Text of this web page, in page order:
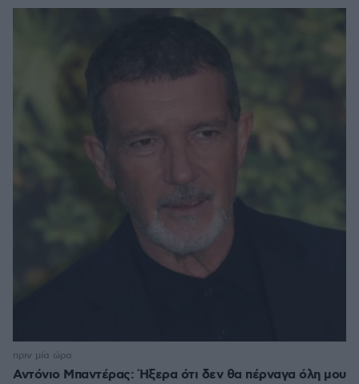
Αντόνιο Μπαντέρας: Ήξερα ότι δεν θα πέρναγα όλη μου
πριν μία ώρα